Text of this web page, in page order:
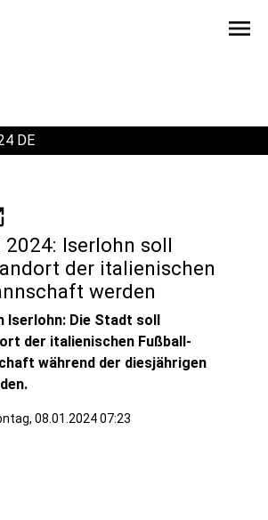
menu
DE
2024: Iserlohn soll
der italienischen
werden
Iserlohn: Die Stadt soll
der italienischen Fußball-
während der diesjährigen
08.01.2024 07:23